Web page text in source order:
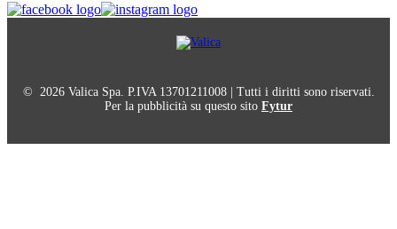
© 2026 Valica Spa. P.IVA 13701211008 | Tutti i diritti sono riservati.
Per la pubblicità su questo sito Fytur